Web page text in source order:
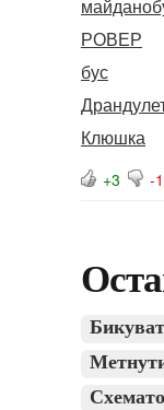
РОВЕР
бус
Клюшка
+3 -1